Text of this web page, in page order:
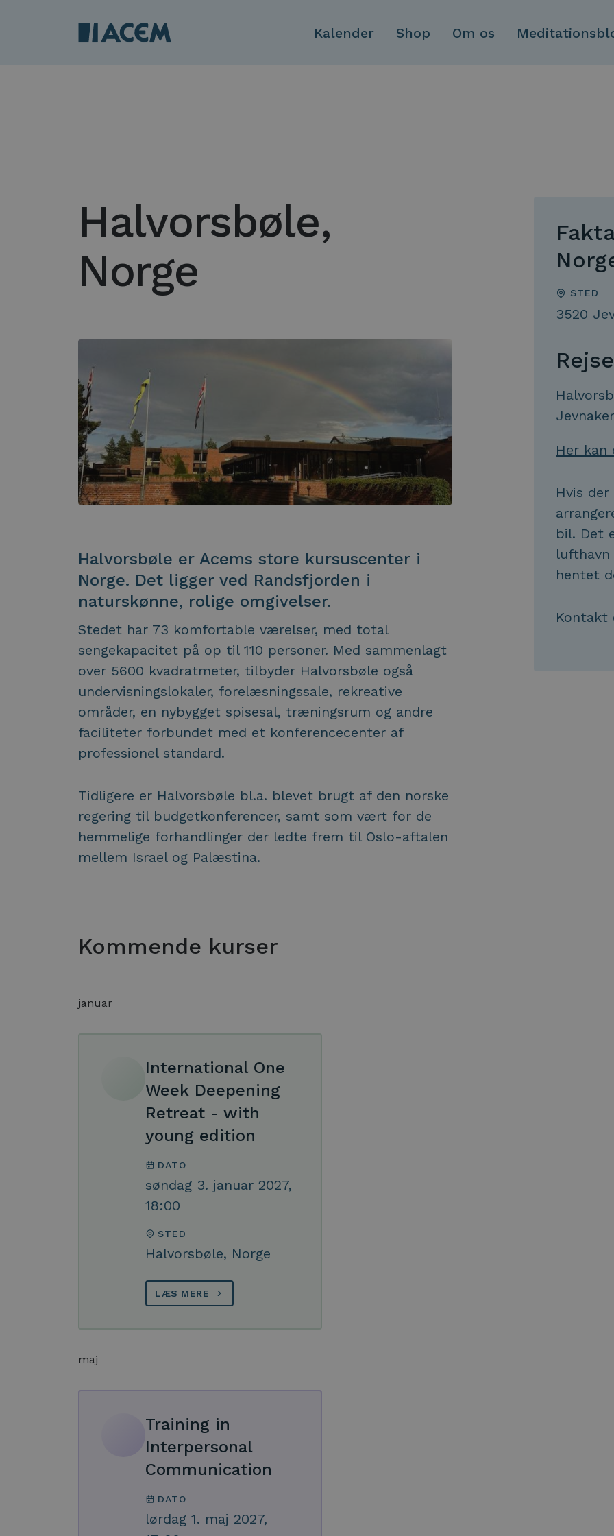
Skip to main content
Kalender Shop Om os
Halvorsbøle,
Norge
STED
3520
Her kan
Hvis
bil. Det
lufthavn
hentet
Kontakt
Halvorsbøle er Acems store kursuscenter i
Norge. Det ligger ved Randsfjorden i
naturskønne, rolige omgivelser.
Stedet har 73 komfortable værelser, med total
sengekapacitet på op til 110 personer. Med sammenlagt
over 5600 kvadratmeter, tilbyder Halvorsbøle også
undervisningslokaler, forelæsningssale, rekreative
områder, en nybygget spisesal, træningsrum og andre
faciliteter forbundet med et konferencecenter af
professionel standard.
Tidligere er Halvorsbøle bl.a. blevet brugt af den norske
regering til budgetkonferencer, samt som vært for de
hemmelige forhandlinger der ledte frem til Oslo-aftalen
mellem Israel og Palæstina.
Kommende kurser
januar
International One
Week Deepening
Retreat - with
young edition
DATO
søndag 3. januar 2027,
18:00
STED
Halvorsbøle, Norge
LÆS MERE
maj
Training in
Interpersonal
Communication
DATO
lørdag 1. maj 2027,